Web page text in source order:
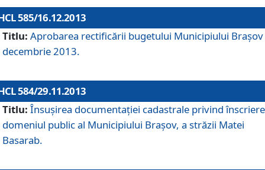
585/16.12.2013
Titlu: Aprobarea rectificării bugetului Municipiului Braşov
decembrie 2013.
584/29.11.2013
Titlu: Însuşirea documentaţiei cadastrale privind
domeniul public al Municipiului Braşov, a străzii Matei
Basarab.